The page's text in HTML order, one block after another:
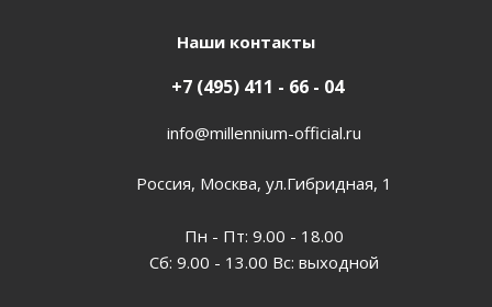
Наши контакты
+7 (495) 411 - 66 - 04
info@millennium-official.ru
Россия, Москва, ул.Гибридная, 1
Пн - Пт: 9.00 - 18.00
Сб: 9.00 - 13.00 Вс: выходной